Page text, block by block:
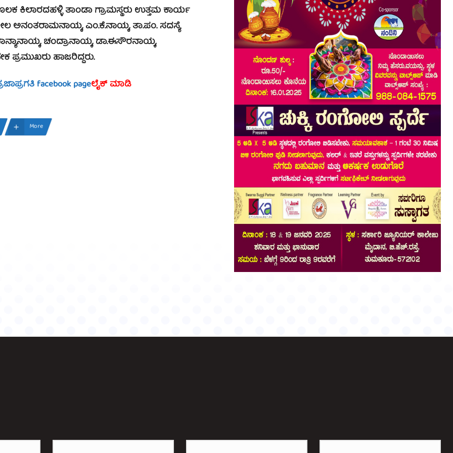
ಕಿಲಾರದಹಳ್ಳಿ ತಾಂಡಾ ಗ್ರಾಮಸ್ಥರು ಉತ್ತಮ ಕಾರ್ಯ
ಅನಂತರಾಮನಾಯ್ಕ, ಎಂ.ಕೆ.ನಾಯ್ಕ, ತಾ.ಪಂ. ಸದಸ್ಯೆ
ಚಂದ್ರಾನಾಯ್ಕ, ಡಾ.ಈಸೌರನಾಯ್ಕ,
ಪ್ರಮುಖರು ಹಾಜರಿದ್ದರು.
facebook pageಲೈಕ್ ಮಾಡಿ
More